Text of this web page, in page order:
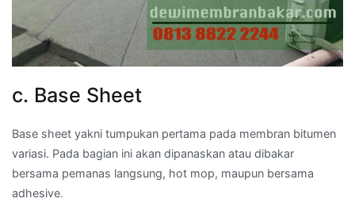
c. Base Sheet
Base sheet yakni tumpukan pertama pada membran bitumen
variasi. Pada bagian ini akan dipanaskan atau dibakar
bersama pemanas langsung, hot mop, maupun bersama
adhesive.